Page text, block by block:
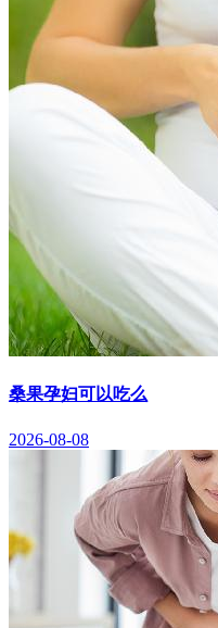
桑果孕妇可以吃么
2026-08-08